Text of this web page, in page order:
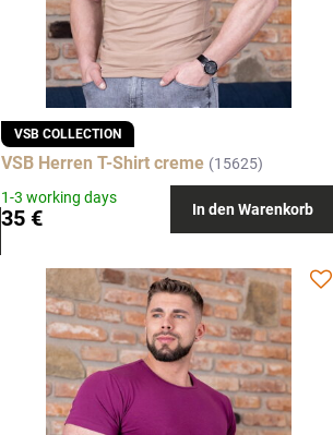
VSB COLLECTION
VSB Herren T-Shirt creme (15625)
1-3 working days
35 € In den Warenkorb